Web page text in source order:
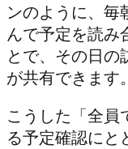
ンのように、毎
んで予定を読み
とで、その日の
が共有できます。
こうした「全員
る予定確認にと